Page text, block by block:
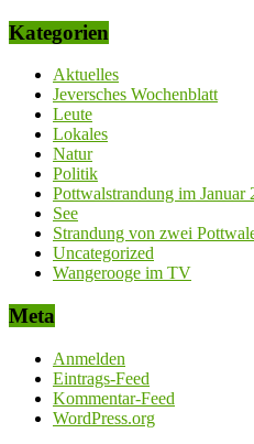
Kategorien
Aktuelles
Jeversches Wochenblatt
Leute
Lokales
Natur
Politik
Pottwalstrandung im Januar
See
Strandung von zwei
Uncategorized
Wangerooge im TV
Meta
Anmelden
Eintrags-Feed
Kommentar-Feed
WordPress.org